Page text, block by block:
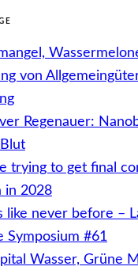
von
Regenauer:
trying to get final
in 2028
like never before –
Symposium #61
Wasser, Grüne